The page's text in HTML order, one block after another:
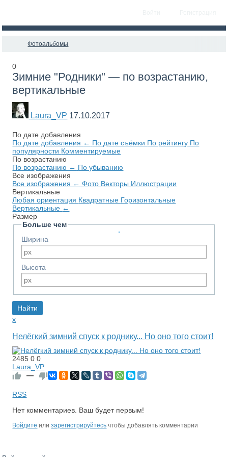
Фотоальбомы
0
Зимние "Родники" — по возрастанию,
вертикальные
Laura_VP 17.10.2017
По дате добавления
По дате добавления ← По дате съёмки По рейтингу По
популярности Комментируемые
По возрастанию
По возрастанию ← По убыванию
Все изображения
Все изображения ← Фото Векторы Иллюстрации
Вертикальные
Любая ориентация Квадратные Горизонтальные
Вертикальные ←
Размер
Больше чем
Ширина
Высота
x
Нелёгкий зимний спуск к роднику... Но оно того стоит!
248500
Laura_VP
—
RSS
Нет комментариев. Ваш будет первым!
Войдите илизарегистрируйтесь чтобы добавлять комментарии